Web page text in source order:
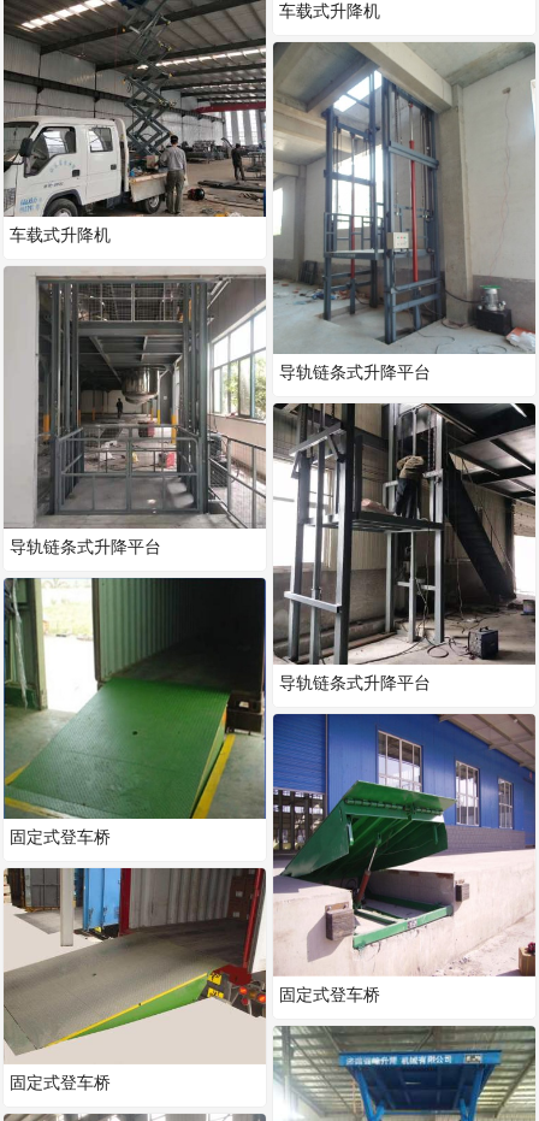
车载式升降机
导轨链条式升降平台
固定式登车桥
固定式登车桥
车载式升降机
导轨链条式升降平台
导轨链条式升降平台
固定式登车桥